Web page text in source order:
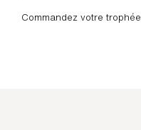
Commandez votre trophée